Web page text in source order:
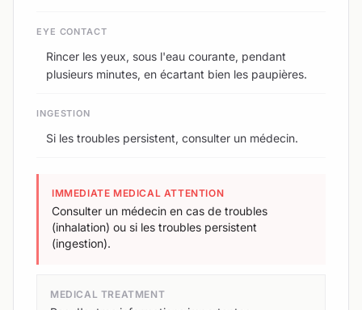
EYE CONTACT
Rincer les yeux, sous l'eau courante, pendant
plusieurs minutes, en écartant bien les paupières.
INGESTION
Si les troubles persistent, consulter un médecin.
IMMEDIATE MEDICAL ATTENTION
Consulter un médecin en cas de troubles
(inhalation) ou si les troubles persistent
(ingestion).
MEDICAL TREATMENT